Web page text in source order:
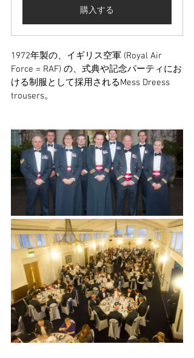
購入する
1972年製の、イギリス空軍 (Royal Air
Force = RAF) の、式典や記念パーティにお
ける制服として採用されるMess Dreess
trousers。